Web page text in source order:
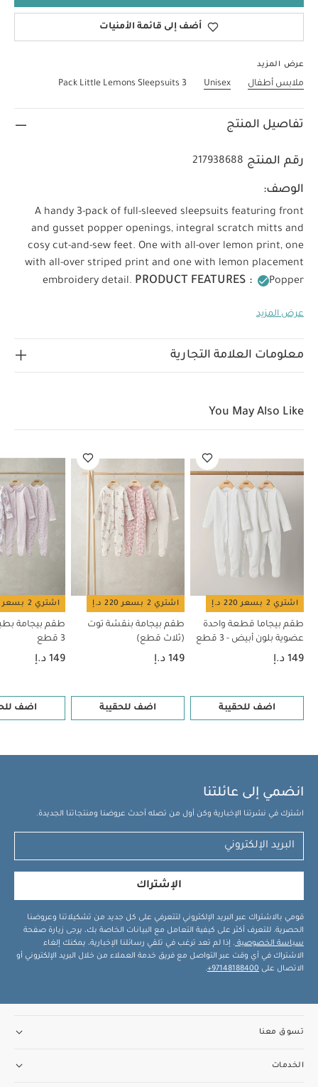
أضف إلى قائمة الأمنيات
عرض المزيد
ملابس أطفال Unisex
3 Pack Little Lemons Sleepsuits
تفاصيل المنتج
رقم المنتج 217938688
الوصف:
A handy 3-pack of full-sleeved sleepsuits featuring front
and gusset popper openings, integral scratch mitts and
cosy cut-and-sew feet. One with all-over lemon print, one
with all-over striped print and one with lemon placement
embroidery detail. PRODUCT FEATURES :
Popper
COMPOSITION :
100%
Cool tumble dry Cool iron
Do not dry
عرض المزيد
معلومات العلامة التجارية
You May Also Like
اشتري 2 بسعر 220 د.إ
طقم بيجاما قطعة واحدة
عضوية بلون أبيض - 3 قطع
149 د.إ
اضف للحقيبة
اشتري 2 بسعر 220 د.إ
طقم بيجامة بنقشة توت
(ثلاث قطع)
149 د.إ
اضف للحقيبة
اشتري 2 بسعر 220 د.إ
طقم بيجامة
3 قطع
149 د.إ
اضف
انضمي إلى عائلتنا
اشترك في نشرتنا الإخبارية وكن أول من تصله أحدث عروضنا ومنتجاتنا الجديدة.
الإشتراك
قومي بالاشتراك عبر البريد الإلكتروني لتتعرفي على كل جديد من تشكيلاتنا وعروضنا
الحصرية. للتعرف أكثر على كيفية التعامل مع البيانات الخاصة بك، يرجى زيارة صفحة
سياسة الخصوصية . إذا لم تعد ترغب في تلقي رسائلنا الإخبارية، يمكنك إلغاء
الاشتراك في أي وقت عبر التواصل مع فريق خدمة العملاء من خلال البريد الإلكتروني أو
الاتصال على 97148188400+
.
تسوق معنا
الخدمات